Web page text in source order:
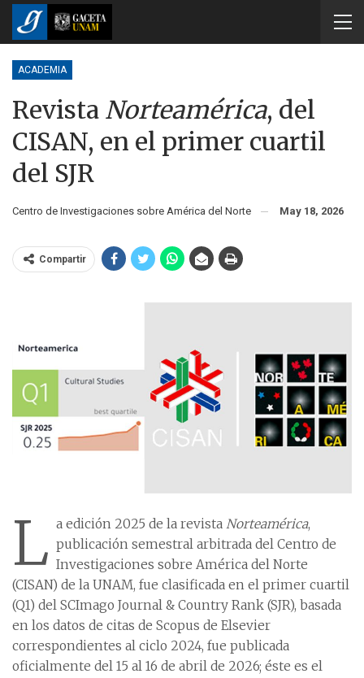
ACADEMIA
Revista Norteamérica, del
CISAN, en el primer cuartil
del SJR
Centro de Investigaciones sobre América del Norte May 18, 2026
Compartir
L a edición 2025 de la revista Norteamérica,
publicación semestral arbitrada del Centro de
Investigaciones sobre América del Norte
(CISAN) de la UNAM, fue clasificada en el primer cuartil
(Q1) del SCImago Journal & Country Rank (SJR), basada
en los datos de citas de Scopus de Elsevier
correspondientes al ciclo 2024, fue publicada
oficialmente del 15 al 16 de abril de 2026; éste es el